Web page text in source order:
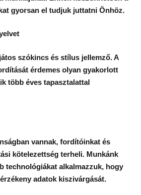
gyorsan el tudjuk juttatni Önhöz.
szókincs és stílus jellemző. A
érdemes olyan gyakorlott
több éves tapasztalattal
vannak, fordítóinkat és
kötelezettség terheli. Munkánk
technológiákat alkalmazzuk, hogy
adatok kiszivárgását.